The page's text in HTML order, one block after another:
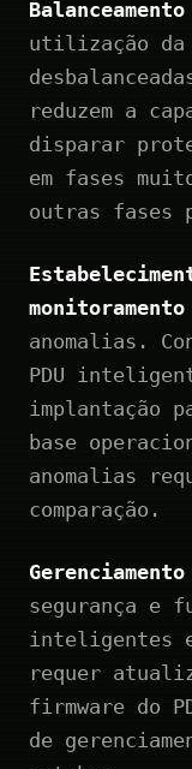
utilização da
reduzem a
disparar
em fases
outras fases
monitoramento
anomalias.
PDU
implantação
base
anomalias
comparação.
segurança e
inteligentes
requer
firmware do
de